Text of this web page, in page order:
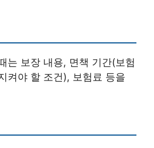
는 보장 내용, 면책 기간(보험
켜야 할 조건), 보험료 등을